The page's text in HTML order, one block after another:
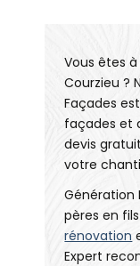
Vous êtes
Courzieu ?
Façades
façades et
devis
votre
Génération
pères en
rénovation
Expert